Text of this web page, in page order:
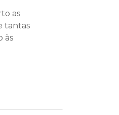
as
tantas
às